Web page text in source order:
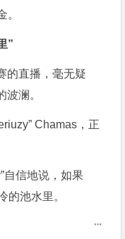
。
”
的直播，毫无疑
澜。
Chamas，正
自信地说，如果
的池水里。